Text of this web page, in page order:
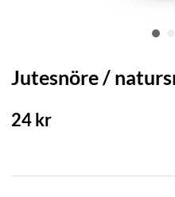
Jutesnöre /
24kr